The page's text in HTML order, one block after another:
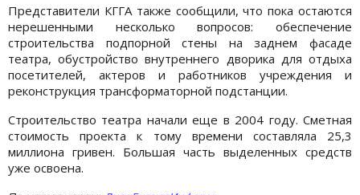
Представители КГГА также сообщили, что пока остаются
нерешенными несколько вопросов: обеспечение
строительства подпорной стены на заднем фасаде
театра, обустройство внутреннего дворика для отдыха
посетителей, актеров и работников учреждения и
реконструкция трансформаторной подстанции.
Строительство театра начали еще в 2004 году. Сметная
стоимость проекта к тому времени составляла 25,3
миллиона гривен. Большая часть выделенных средств
уже освоена.